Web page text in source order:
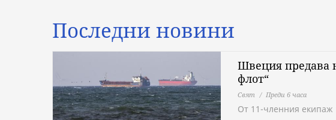
Последни новини
Швеция предава
флот“
Свят Преди 6 часа
От 11-членния екипаж